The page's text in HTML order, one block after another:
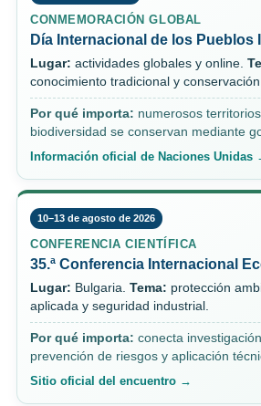
CONMEMORACIÓN GLOBAL
Día Internacional de los Pueblos
Lugar: actividades globales y online.
conocimiento tradicional y conservación
Por qué importa: numerosos
biodiversidad se conservan mediante
Información oficial de Naciones Unidas
10–13 de agosto de 2026
CONFERENCIA CIENTÍFICA
35.ª Conferencia Internacional
Lugar: Bulgaria. Tema: protección
aplicada y seguridad industrial.
Por qué importa: conecta
prevención de riesgos y aplicación
Sitio oficial del encuentro →